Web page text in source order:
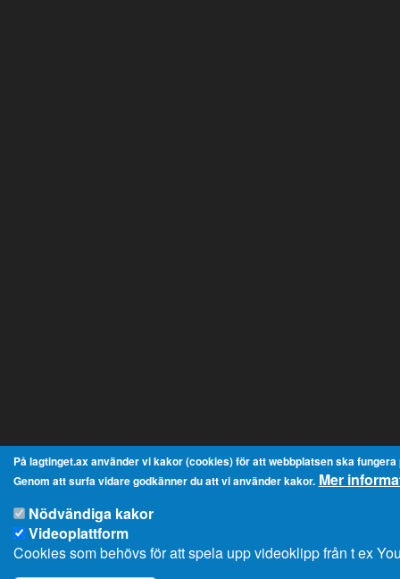
På lagtinget.ax använder vi kakor (cookies) för att webbplatsen ska
Genom att surfa vidare godkänner du att vi använder kakor. Mer
Nödvändiga kakor
Videoplattform
Cookies som behövs för att spela upp videoklipp från t ex